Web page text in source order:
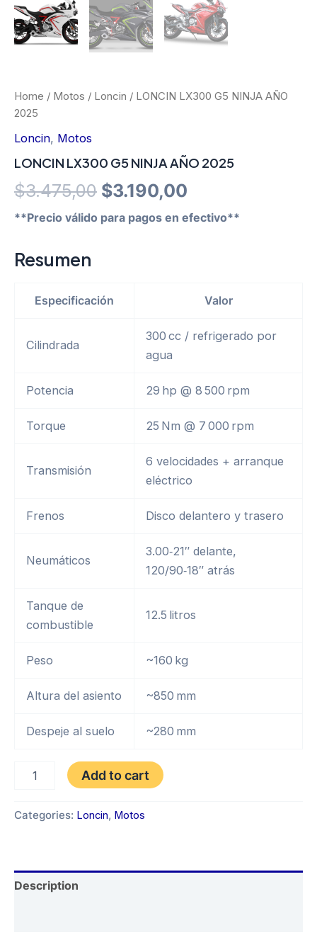
Home / Motos / Loncin / LONCIN LX300 G5 NINJA AÑO
2025
Loncin, Motos
LONCIN LX300 G5 NINJA AÑO 2025
$3.475,00 Original
price
$3.190,00
price
**Precio válido para pagos en efectivo**
Resumen
Especificación Valor
Cilindrada
300 cc / refrigerado por
agua
Potencia 29 hp @ 8 500 rpm
Torque 25 Nm @ 7 000 rpm
Transmisión
6 velocidades + arranque
eléctrico
Frenos Disco delantero y trasero
Neumáticos
3.00‑21″ delante,
120/90‑18″ atrás
Tanque de
combustible
12.5 litros
Peso ~160 kg
Altura del asiento ~850 mm
Despeje al suelo ~280 mm
LX300
NINJA
Add to cart
Categories: Loncin, Motos
Description